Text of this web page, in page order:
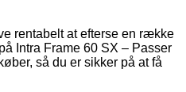
rentabelt at efterse en række
Intra Frame 60 SX – Passer
så du er sikker på at få